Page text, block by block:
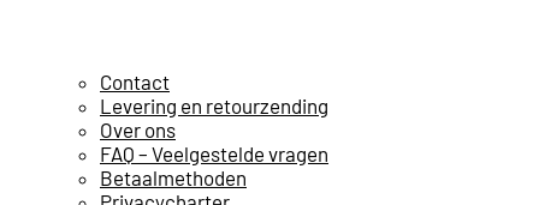
Contact
Levering en retourzending
Over ons
FAQ – Veelgestelde vragen
Betaalmethoden